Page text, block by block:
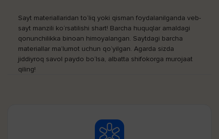
Sayt materiallaridan to‘liq yoki qisman foydalanilganda veb-
sayt manzili ko‘rsatilishi shart! Barcha huquqlar amaldagi
qonunchilikka binoan himoyalangan. Saytdagi barcha
materiallar ma’lumot uchun qo‘yilgan. Agarda sizda
jiddiyroq savol paydo bo‘lsa, albatta shifokorga murojaat
qiling!